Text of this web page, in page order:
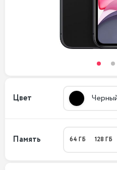
Цвет
Память 64 ГБ 128 ГБ